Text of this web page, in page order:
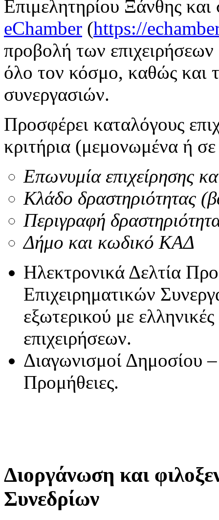
Επιμελητηρίου Ξάνθης και
eChamber (https://
προβολή των
όλο τον κόσμο, καθώς και
συνεργασιών.
Προσφέρει καταλόγους
κριτήρια (μεμονωμένα ή
Επωνυμία επιχείρησης
Κλάδο δραστηριότητας
Περιγραφή
Δήμο και κωδικό ΚΑΔ
Ηλεκτρονικά Δελτία
Επιχειρηματικών
εξωτερικού με
επιχειρήσεων.
Διαγωνισμοί Δημοσίου
Προμήθειες.
Διοργάνωση και
Συνεδρίων